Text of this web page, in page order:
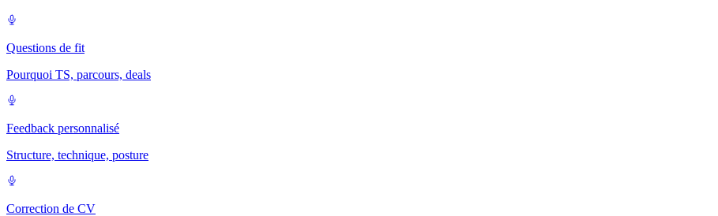
Questions de fit
Pourquoi TS, parcours, deals
Feedback personnalisé
Structure, technique, posture
Correction de CV